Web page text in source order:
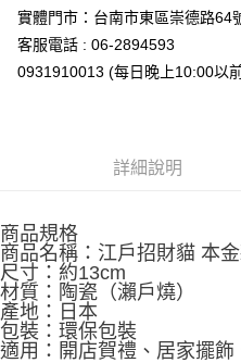
實體門市：台南市東區崇德路64
客服電話 : 06-2894593
0931910013 (每日晚上10:00以
詳細說明
商品規格
商品名稱：江戶招財貓 本金
尺寸：約13cm
材質：陶瓷（瀨戶燒）
產地：日本
包裝：環保包裝
適用：開店賀禮、居家擺